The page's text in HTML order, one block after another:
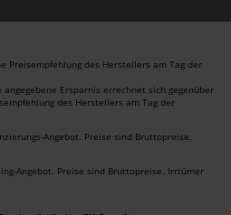
Preisempfehlung des Herstellers am Tag der
Ersparnis errechnet sich gegenüber
des Herstellers am Tag der
Angebot. Preise sind Bruttopreise.
Angebot. Preise sind Bruttopreise. Irrtümer